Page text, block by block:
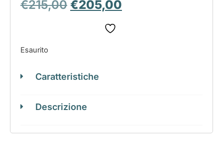
€215,00 €205,00
Esaurito
Caratteristiche
Descrizione